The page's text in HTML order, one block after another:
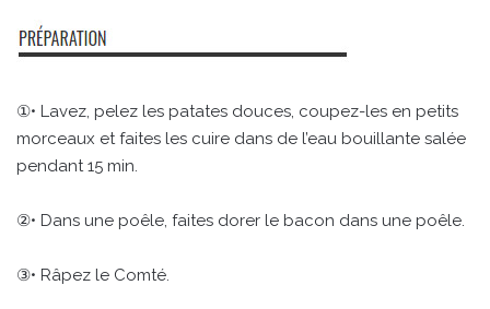
①• Lavez, pelez les patates douces, coupez-les en petits
morceaux et faites les cuire dans de l’eau bouillante salée
pendant 15 min.
②• Dans une poêle, faites dorer le bacon dans une poêle.
③• Râpez le Comté.